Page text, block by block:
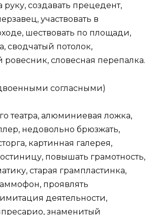
руку, создавать прецедент,
участвовать в
шествовать по площади,
сводчатый потолок,
словесная перепалка.
согласными)
театра, алюминиевая ложка,
недовольно брюзжать,
картинная галерея,
повышать грамотность,
старая грампластинка,
проявлять
деятельности,
знаменитый